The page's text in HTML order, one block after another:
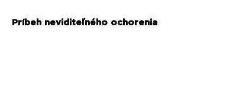
Príbeh neviditeľného ochorenia